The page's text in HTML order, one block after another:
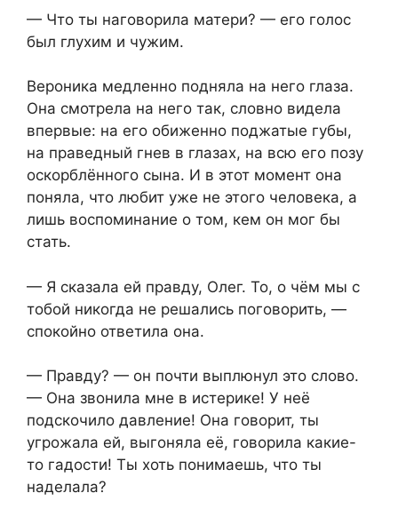
— Что ты наговорила матери? — его голос
был глухим и чужим.
Вероника медленно подняла на него глаза.
Она смотрела на него так, словно видела
впервые: на его обиженно поджатые губы,
на праведный гнев в глазах, на всю его позу
оскорблённого сына. И в этот момент она
поняла, что любит уже не этого человека, а
лишь воспоминание о том, кем он мог бы
стать.
— Я сказала ей правду, Олег. То, о чём мы с
тобой никогда не решались поговорить, —
спокойно ответила она.
— Правду? — он почти выплюнул это слово.
— Она звонила мне в истерике! У неё
подскочило давление! Она говорит, ты
угрожала ей, выгоняла её, говорила какие-
то гадости! Ты хоть понимаешь, что ты
наделала?